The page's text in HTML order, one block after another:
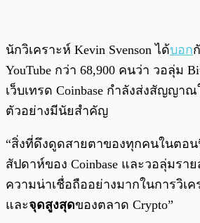
นักวิเคราะห์ Kevin Svenson ได้บอก
YouTube กว่า 68,900 คนว่า วอลุ่ม
เว็บเทรด Coinbase กำลังส่งสัญญา
ตัวอย่างมีนัยสำคัญ
“สิ่งที่ดึงดูดสายตาของทุกคนในตอ
สัปดาห์ของ Coinbase และวอลุ่มรา
ความน่าเชื่อถืออย่างมากในการวิเค
และจุดสูงสุดของตลาด Crypto”